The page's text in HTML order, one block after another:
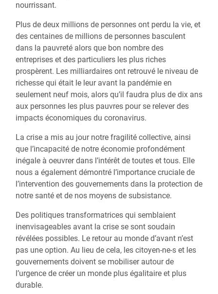
nourrissant.
Plus de deux millions de personnes ont perdu la vie, et
des centaines de millions de personnes basculent
dans la pauvreté alors que bon nombre des
entreprises et des particuliers les plus riches
prospèrent. Les milliardaires ont retrouvé le niveau de
richesse qui était le leur avant la pandémie en
seulement neuf mois, alors qu’il faudra plus de dix ans
aux personnes les plus pauvres pour se relever des
impacts économiques du coronavirus.
La crise a mis au jour notre fragilité collective, ainsi
que l’incapacité de notre économie profondément
inégale à oeuvrer dans l’intérêt de toutes et tous. Elle
nous a également démontré l’importance cruciale de
l’intervention des gouvernements dans la protection de
notre santé et de nos moyens de subsistance.
Des politiques transformatrices qui semblaient
inenvisageables avant la crise se sont soudain
révélées possibles. Le retour au monde d’avant n’est
pas une option. Au lieu de cela, les citoyen-ne-s et les
gouvernements doivent se mobiliser autour de
l’urgence de créer un monde plus égalitaire et plus
durable.